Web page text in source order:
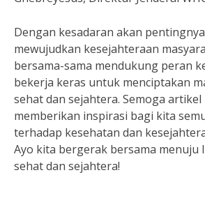
Dengan kesadaran akan
mewujudkan kesejahteraan
bersama-sama mendukung peran
bekerja keras untuk menciptakan
sehat dan sejahtera. Semoga
memberikan inspirasi bagi kita
terhadap kesehatan dan
Ayo kita bergerak bersama menuju
sehat dan sejahtera!